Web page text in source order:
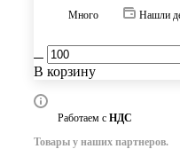
Много Нашли
В корзину
Работаем с НДС
Товары у наших партнеров.